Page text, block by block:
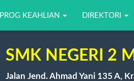
PROG KEAHLIAN DIREKTORI
SMK NEGERI 2
Jalan Jend. Ahmad Yani 135 A,